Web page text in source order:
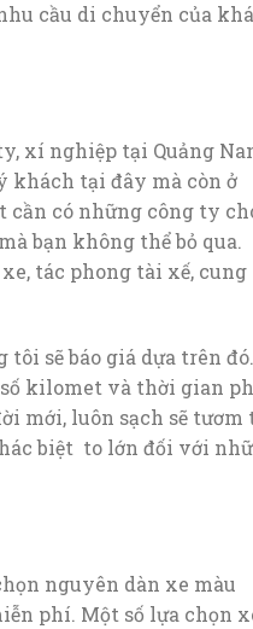
cầu di chuyển của
xí nghiệp tại Quảng
khách tại đây mà còn ở
cần có những công ty
bạn không thể bỏ qua.
tác phong tài xế, cung
sẽ báo giá dựa trên đó.
kilomet và thời gian
mới, luôn sạch sẽ tươm
biệt to lớn đối với
nguyên dàn xe màu
phí. Một số lựa chọn